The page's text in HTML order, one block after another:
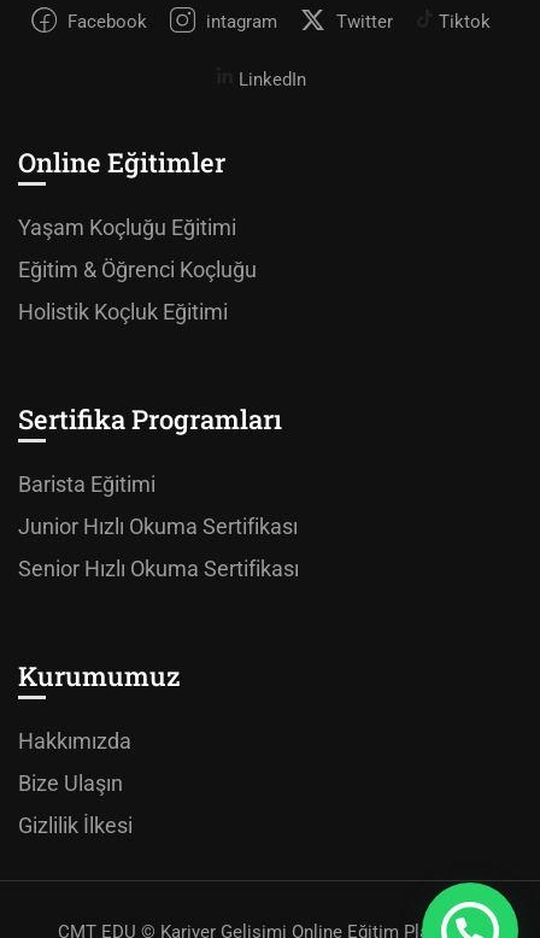
Facebook intagram Twitter Tiktok
LinkedIn
Online Eğitimler
Yaşam Koçluğu Eğitimi
Eğitim & Öğrenci Koçluğu
Holistik Koçluk Eğitimi
Sertifika Programları
Barista Eğitimi
Junior Hızlı Okuma Sertifikası
Senior Hızlı Okuma Sertifikası
Kurumumuz
Hakkımızda
Bize Ulaşın
Gizlilik İlkesi
CMT EDU © Kariyer Gelişimi Online Eğitim Platformu